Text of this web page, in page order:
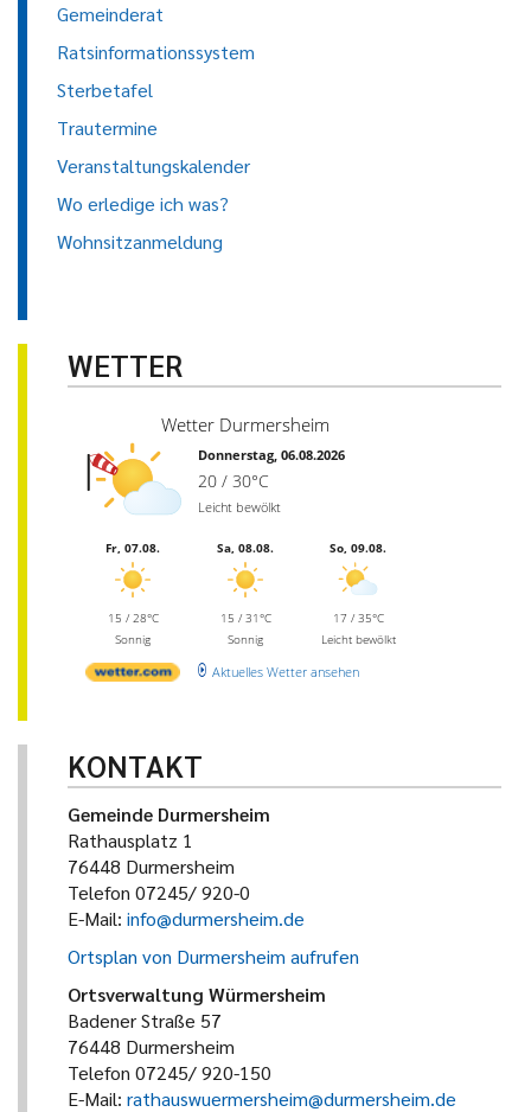
Gemeinderat
Ratsinformationssystem
Sterbetafel
Trautermine
Veranstaltungskalender
Wo erledige ich was?
Wohnsitzanmeldung
WETTER
Wetter Durmersheim
Donnerstag, 06.08.2026
20 / 30°C
Leicht bewölkt
Fr, 07.08.
15 / 28°C
Sonnig
Sa, 08.08.
15 / 31°C
Sonnig
So, 09.08.
17 / 35°C
Leicht bewölkt
Aktuelles Wetter ansehen
KONTAKT
Gemeinde Durmersheim
Rathausplatz 1
76448 Durmersheim
Telefon 07245/ 920-0
E-Mail: info@durmersheim.de
Ortsplan von Durmersheim aufrufen
Ortsverwaltung Würmersheim
Badener Straße 57
76448 Durmersheim
Telefon 07245/ 920-150
E-Mail: rathauswuermersheim@durmersheim.de